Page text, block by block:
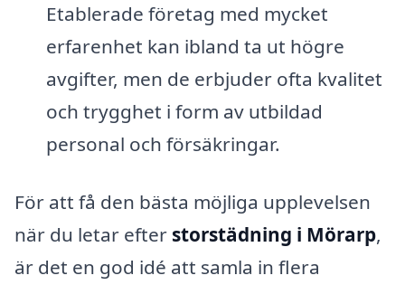
Etablerade företag med mycket
erfarenhet kan ibland ta ut högre
avgifter, men de erbjuder ofta kvalitet
och trygghet i form av utbildad
personal och försäkringar.
För att få den bästa möjliga upplevelsen
när du letar efter storstädning i Mörarp,
är det en god idé att samla in flera